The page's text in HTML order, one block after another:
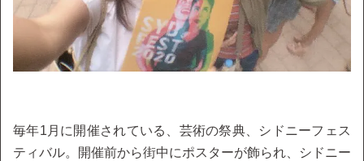
毎年1月に開催されている、芸術の祭典、シドニーフェス
ティバル。開催前から街中にポスターが飾られ、シドニー